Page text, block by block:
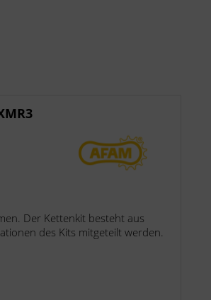
Der Kettenkit besteht aus
des Kits mitgeteilt werden.